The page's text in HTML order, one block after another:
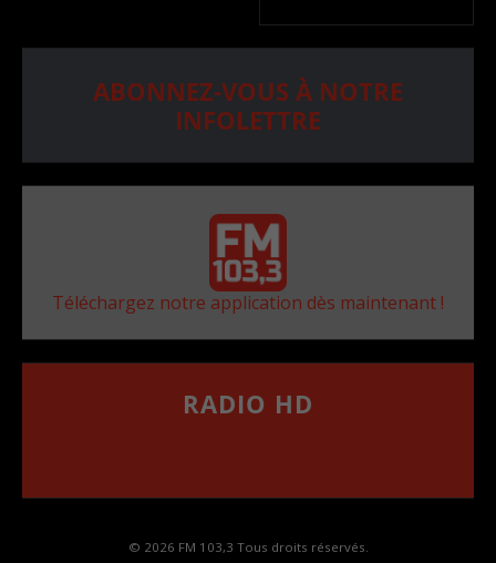
ABONNEZ-VOUS À NOTRE
INFOLETTRE
Téléchargez notre application dès maintenant !
RADIO HD
© 2026 FM 103,3 Tous droits réservés.